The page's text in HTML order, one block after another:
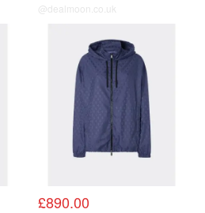
@dealmoon.co.uk
£890.00